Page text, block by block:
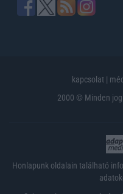
kapcsolat |
2000 © Minden
Honlapunk oldalain található